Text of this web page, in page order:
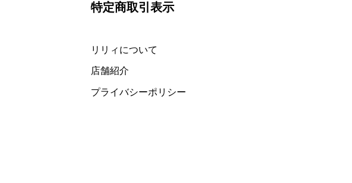
特定商取引表示
​リリィについて
​店舗紹介
プライバシーポリシー